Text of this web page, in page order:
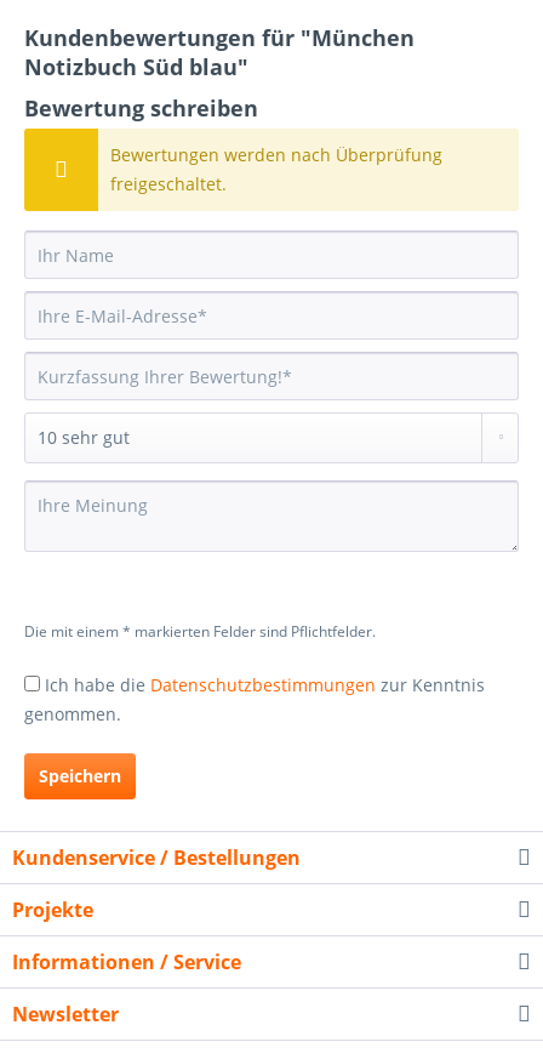
Kundenbewertungen für "München
Notizbuch Süd blau"
Bewertung schreiben
Bewertungen werden nach Überprüfung
freigeschaltet.
Die mit einem * markierten Felder sind Pflichtfelder.
Ich habe die Datenschutzbestimmungen zur Kenntnis
genommen.
Speichern
Kundenservice / Bestellungen
Projekte
Informationen / Service
Newsletter